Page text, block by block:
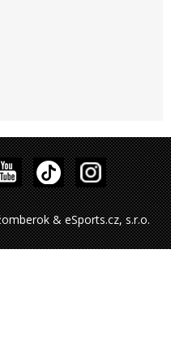
& eSports.cz, s.r.o.